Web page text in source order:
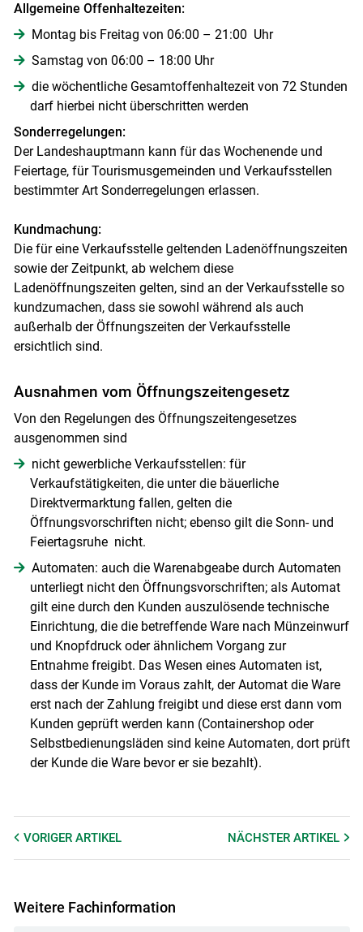
Skip to main content
Allgemeine Offenhaltezeiten:
Montag bis Freitag von 06:00 – 21:00 Uhr
Samstag von 06:00 – 18:00 Uhr
die wöchentliche Gesamtoffenhaltezeit von 72 Stunden
darf hierbei nicht überschritten werden
Sonderregelungen:
Der Landeshauptmann kann für das Wochenende und
Feiertage, für Tourismusgemeinden und Verkaufsstellen
bestimmter Art Sonderregelungen erlassen.
Kundmachung:
Die für eine Verkaufsstelle geltenden Ladenöffnungszeiten
sowie der Zeitpunkt, ab welchem diese
Ladenöffnungszeiten gelten, sind an der Verkaufsstelle so
kundzumachen, dass sie sowohl während als auch
außerhalb der Öffnungszeiten der Verkaufsstelle
ersichtlich sind.
Ausnahmen vom Öffnungszeitengesetz
Von den Regelungen des Öffnungszeitengesetzes
ausgenommen sind
nicht gewerbliche Verkaufsstellen: für
Verkaufstätigkeiten, die unter die bäuerliche
Direktvermarktung fallen, gelten die
Öffnungsvorschriften nicht; ebenso gilt die Sonn- und
Feiertagsruhe nicht.
Automaten: auch die Warenabgeabe durch Automaten
unterliegt nicht den Öffnungsvorschriften; als Automat
gilt eine durch den Kunden auszulösende technische
Einrichtung, die die betreffende Ware nach Münzeinwurf
und Knopfdruck oder ähnlichem Vorgang zur
Entnahme freigibt. Das Wesen eines Automaten ist,
dass der Kunde im Voraus zahlt, der Automat die Ware
erst nach der Zahlung freigibt und diese erst dann vom
Kunden geprüft werden kann (Containershop oder
Selbstbedienungsläden sind keine Automaten, dort prüft
der Kunde die Ware bevor er sie bezahlt).
VORIGER ARTIKEL NÄCHSTERARTIKEL
Weitere Fachinformation